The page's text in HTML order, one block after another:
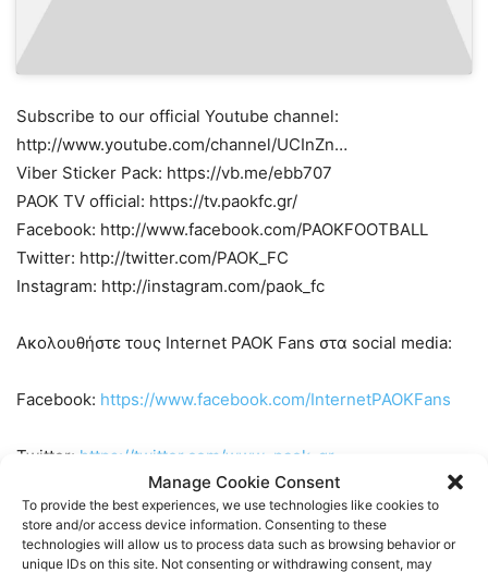
Manage Cookie Consent
To provide the best experiences, we use technologies like cookies to
store and/or access device information. Consenting to these
technologies will allow us to process data such as browsing behavior or
unique IDs on this site. Not consenting or withdrawing consent, may
Subscribe to our official Youtube channel:
http://www.youtube.com/channel/UCInZn…
Viber Sticker Pack: https://vb.me/ebb707
PAOK TV official: https://tv.paokfc.gr/
Facebook: http://www.facebook.com/PAOKFOOTBALL
Twitter: http://twitter.com/PAOK_FC
Instagram: http://instagram.com/paok_fc
Ακολουθήστε τους Internet PAOK Fans στα social media:
Facebook: https://www.facebook.com/InternetPAOKFans
Twitter: https://twitter.com/www_paok_gr
Linkedin: https://www.linkedin.com/in/internet-paok-fans-
601b24248